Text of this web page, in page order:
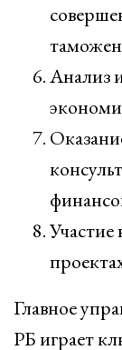
Анализ
Главное
РБ играет